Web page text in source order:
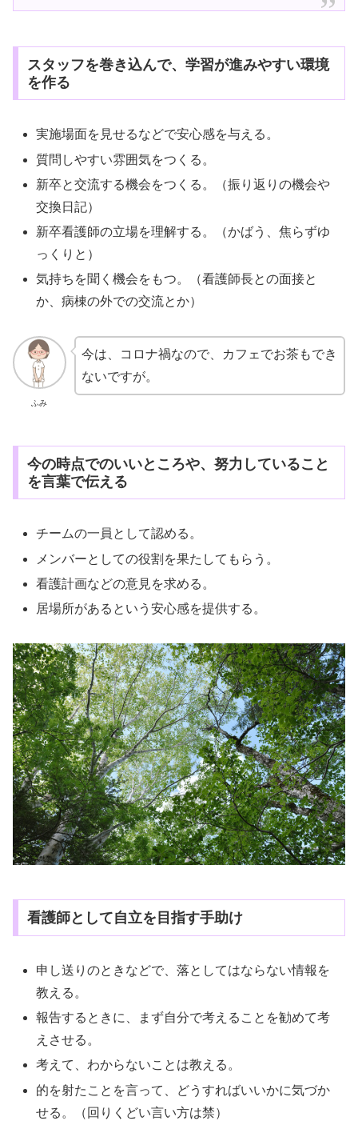
スタッフを巻き込んで、学習が進みやすい環境
を作る
実施場面を見せるなどで安心感を与える。
質問しやすい雰囲気をつくる。
新卒と交流する機会をつくる。（振り返りの機会や
交換日記）
新卒看護師の立場を理解する。（かばう、焦らずゆ
っくりと）
気持ちを聞く機会をもつ。（看護師長との面接と
か、病棟の外での交流とか）
ふみ
今は、コロナ禍なので、カフェでお茶もでき
ないですが。
今の時点でのいいところや、努力していること
を言葉で伝える
チームの一員として認める。
メンバーとしての役割を果たしてもらう。
看護計画などの意見を求める。
居場所があるという安心感を提供する。
看護師として自立を目指す手助け
申し送りのときなどで、落としてはならない情報を
教える。
報告するときに、まず自分で考えることを勧めて考
えさせる。
考えて、わからないことは教える。
的を射たことを言って、どうすればいいかに気づか
せる。（回りくどい言い方は禁）